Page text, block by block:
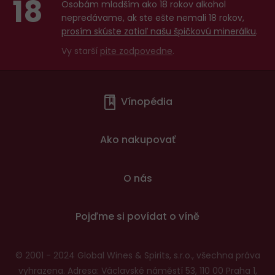
18
Osobám mladším ako 18 rokov alkohol
nepredávame, ak ste ešte nemali 18 rokov,
prosím skúste zatiaľ našu špičkovú minerálku.
Vy starší pite zodpovedne.
Vínopédia
Ako nakupovať
O nás
Pojďme si povídat o víně
© 2001 - 2024 Global Wines & Spirits, s.r.o., všechna práva
vyhrazena. Adresa: Václavské náměstí 53, 110 00 Praha 1,